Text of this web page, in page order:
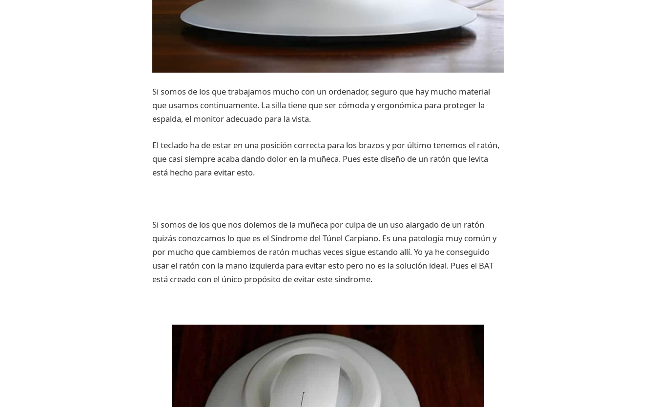
Si somos de los que trabajamos mucho con un ordenador, seguro que hay mucho material
que usamos continuamente. La silla tiene que ser cómoda y ergonómica para proteger la
espalda, el monitor adecuado para la vista.
El teclado ha de estar en una posición correcta para los brazos y por último tenemos el ratón,
que casi siempre acaba dando dolor en la muñeca. Pues este diseño de un ratón que levita
está hecho para evitar esto.
Si somos de los que nos dolemos de la muñeca por culpa de un uso alargado de un ratón
quizás conozcamos lo que es el Síndrome del Túnel Carpiano. Es una patología muy común y
por mucho que cambiemos de ratón muchas veces sigue estando allí. Yo ya he conseguido
usar el ratón con la mano izquierda para evitar esto pero no es la solución ideal. Pues el BAT
está creado con el único propósito de evitar este síndrome.